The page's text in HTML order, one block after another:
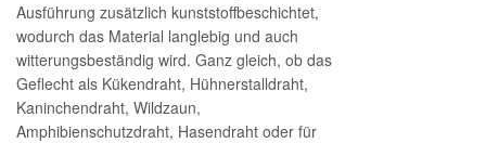
Ausführung zusätzlich kunststoffbeschichtet,
wodurch das Material langlebig und auch
witterungsbeständig wird. Ganz gleich, ob das
Geflecht als Kükendraht, Hühnerstalldraht,
Kaninchendraht, Wildzaun,
Amphibienschutzdraht, Hasendraht oder für